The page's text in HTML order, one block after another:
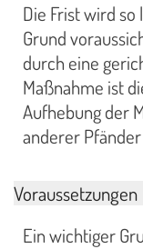
Die Frist wird
Grund
durch eine
Maßnahme ist
Aufhebung der
anderer
Voraussetzungen
Ein wichtiger